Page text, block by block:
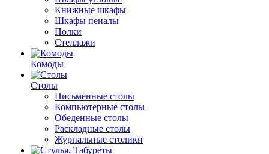
Книжные шкафы
Шкафы пеналы
Полки
Стеллажи
Комоды
Столы
Письменные столы
Компьютерные столы
Обеденные столы
Раскладные столы
Журнальные столики